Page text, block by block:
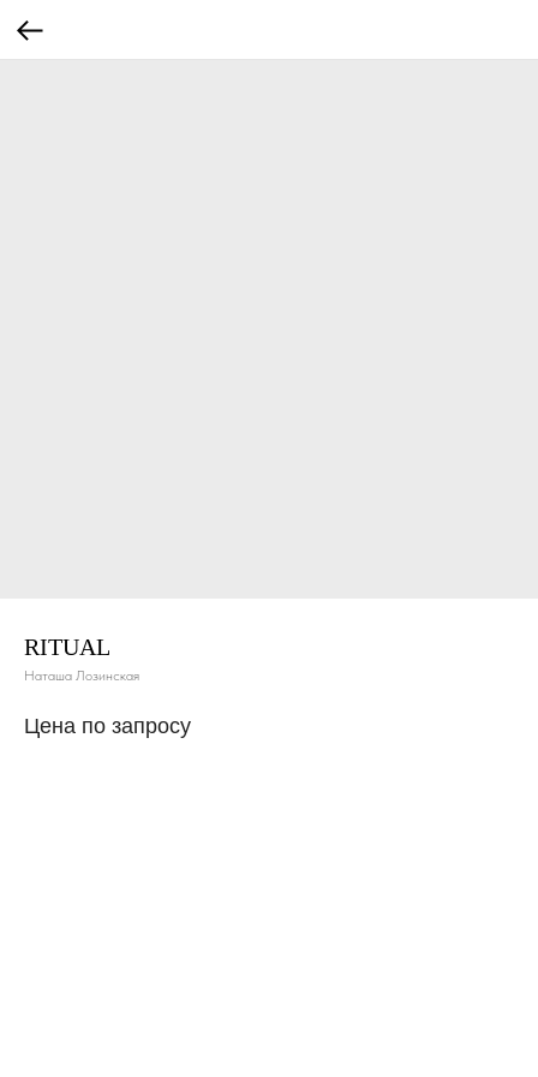
RITUAL
Наташа Лозинская
Цена по запросу